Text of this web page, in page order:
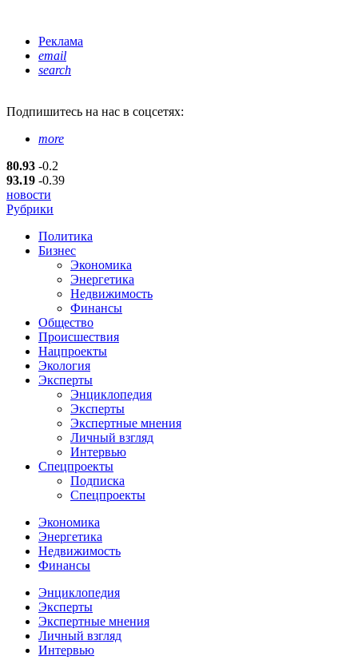
Реклама
email
search
Подпишитесь на нас в соцсетях:
more
80.93 -0.2
93.19 -0.39
новости
Рубрики
Политика
Бизнес
Экономика
Энергетика
Недвижимость
Финансы
Общество
Происшествия
Нацпроекты
Экология
Эксперты
Энциклопедия
Эксперты
Экспертные мнения
Личный взгляд
Интервью
Спецпроекты
Подписка
Спецпроекты
Экономика
Энергетика
Недвижимость
Финансы
Энциклопедия
Эксперты
Экспертные мнения
Личный взгляд
Интервью